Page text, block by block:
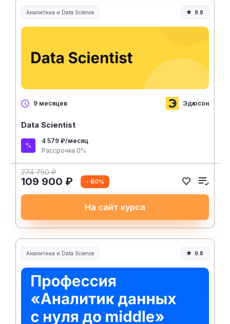
Аналитика и Data Science 9.8
9 месяцев Эдюсон
Data Scientist
4 579 ₽/месяц
Рассрочка 0%
274 750 ₽
109 900 ₽ - 60%
На сайт курса
Аналитика и Data Science 9.8